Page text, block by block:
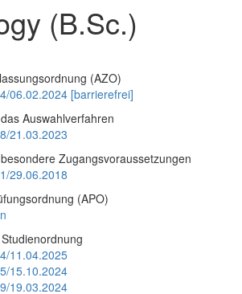
(B.Sc.)
(AZO)
06.02.2024 [barrierefrei]
Auswahlverfahren
21.03.2023
Zugangsvoraussetzungen
29.06.2018
(APO)
11.04.2025
15.10.2024
19.03.2024